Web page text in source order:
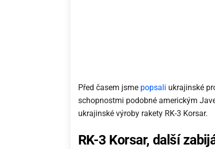
Před časem jsme popsali ukrajinské
schopnostmi podobné americkým
ukrajinské výroby rakety RK-3 Korsar.
RK-3 Korsar, další